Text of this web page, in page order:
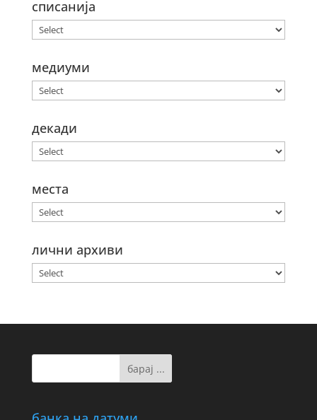
списанија
медиуми
декади
места
лични архиви